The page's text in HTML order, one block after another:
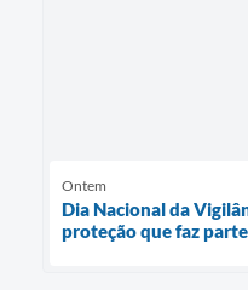
Ontem
Dia Nacional da
proteção que faz